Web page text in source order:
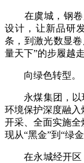
在虞城，钢卷
设计，让新品研
条，到激光数显
量天下”的步履越
向绿色转型。
永煤集团，以环
环境保护深度融
开采、全面实施
现从“黑金”到“绿金
在永城经开区，